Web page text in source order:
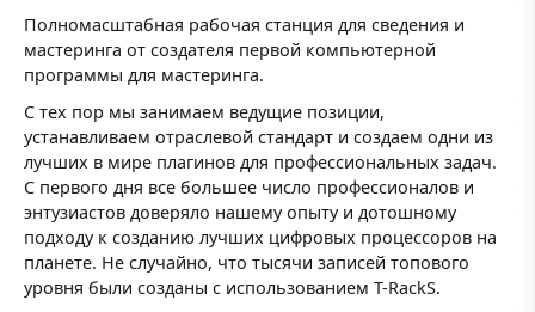
Полномасштабная рабочая станция для сведения и
мастеринга от создателя первой компьютерной
программы для мастеринга.
С тех пор мы занимаем ведущие позиции,
устанавливаем отраслевой стандарт и создаем одни из
лучших в мире плагинов для профессиональных задач.
С первого дня все большее число профессионалов и
энтузиастов доверяло нашему опыту и дотошному
подходу к созданию лучших цифровых процессоров на
планете. Не случайно, что тысячи записей топового
уровня были созданы с использованием T-RackS.